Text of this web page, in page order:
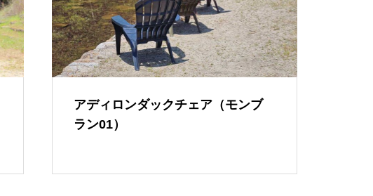
アディロンダックチェア（モンブ
ラン01）